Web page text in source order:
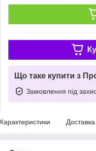
Що таке купити з
Замовлення під
Доставка